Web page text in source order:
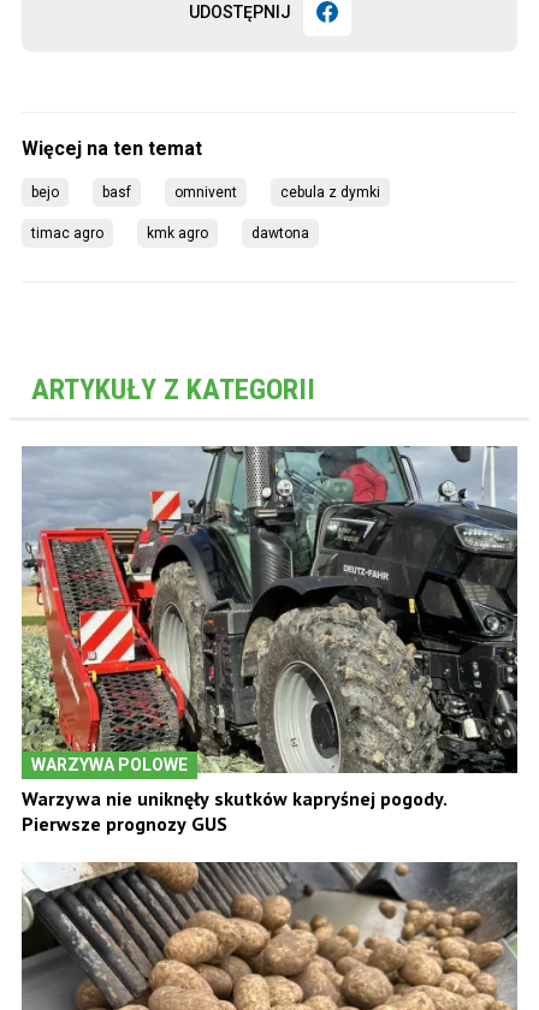
UDOSTĘPNIJ
bejo basf omnivent cebula z dymki
timac agro kmk agro dawtona
ARTYKUŁY Z KATEGORII
WARZYWA POLOWE
Warzywa nie uniknęły skutków kapryśnej pogody.
Pierwsze prognozy GUS